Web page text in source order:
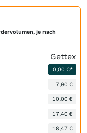
je nach
Gettex
0,00 €*
7,90 €
10,00 €
17,40 €
18,47 €